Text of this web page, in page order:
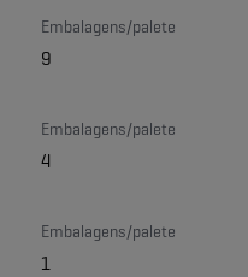
Embalagens/palete
9
Embalagens/palete
4
Embalagens/palete
1